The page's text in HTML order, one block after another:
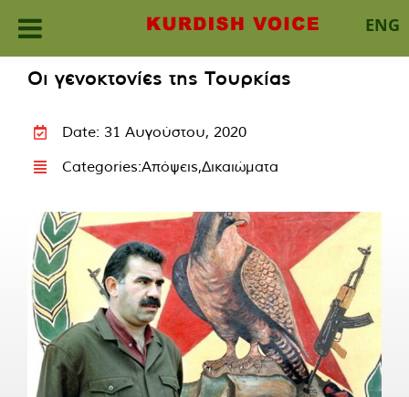
ENG
Οι γενοκτονίες της Τουρκίας
Date: 31 Αυγούστου, 2020
Categories:Απόψεις,Δικαιώματα